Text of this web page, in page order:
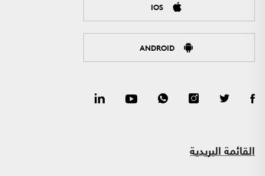
IOS
ANDROID
القائمة البريدية